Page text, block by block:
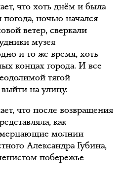
что хоть днём и была
погода, ночью начался
ветер, сверкали
музея
и то же время, хоть
концах города. И все
тягой
на улицу.
что после возвращения
как
молнии
Александра Губина,
побережье